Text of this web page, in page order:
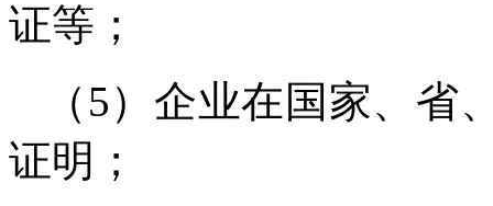
证等；
（5）企业在国家、省
证明；